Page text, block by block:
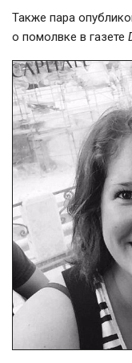
Также пара
о помолвке в газете